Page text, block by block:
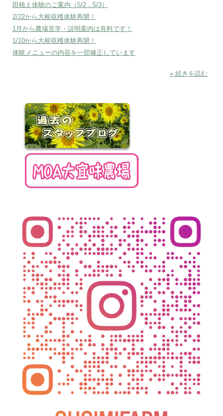
田植え体験のご案内（5/2，5/3）
2/22から大根収穫体験再開！
1月から農場見学・説明案内は有料です！
1/10から大根収穫体験再開！
体験メニューの内容を一部修正しています
» 続きを読む